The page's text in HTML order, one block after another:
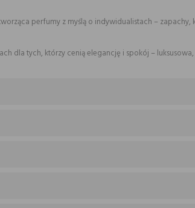
perfumy z myślą o indywidualistach –
dla tych, którzy cenią elegancję i spokój –